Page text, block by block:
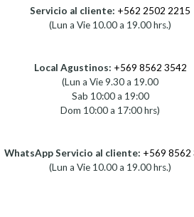
Servicio al cliente: +562 2502 2215
(Lun a Vie 10.00 a 19.00 hrs.)
Local Agustinos: +569 8562 3542
(Lun a Vie 9.30 a 19.00
Sab 10:00 a 19:00
Dom 10:00 a 17:00 hrs)
WhatsApp Servicio al cliente: +569 8562
(Lun a Vie 10.00 a 19.00 hrs.)